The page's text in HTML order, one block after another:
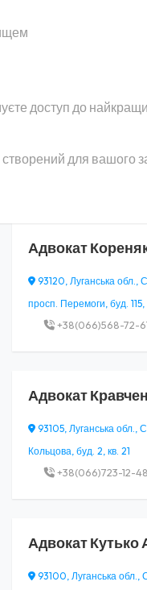
доступ до
для вашого
Адвокат
93120, Луганська обл.,
просп. Перемоги, буд. 115,
+38(066)568-72-
Адвокат
93105, Луганська обл.,
Кольцова, буд. 2, кв. 21
+38(066)723-12-48
АдвокатКутько
93100, Луганська обл.,